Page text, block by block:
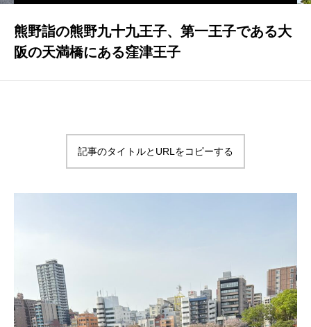
熊野詣の熊野九十九王子、第一王子である大
阪の天満橋にある窪津王子
記事のタイトルとURLをコピーする